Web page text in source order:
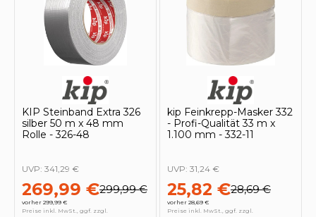
KIP Steinband Extra 326
silber 50 m x 48 mm
Rolle - 326-48
269,99 €299,99 €
vorher 299,99 €
UVP: 341,29 €
Preise inkl. MwSt., ggf. zzgl.
kip Feinkrepp-Masker 332
- Profi-Qualität 33 m x
1.100 mm - 332-11
25,82 €28,69 €
vorher 28,69 €
UVP: 31,24 €
Preise inkl. MwSt., ggf. zzgl.